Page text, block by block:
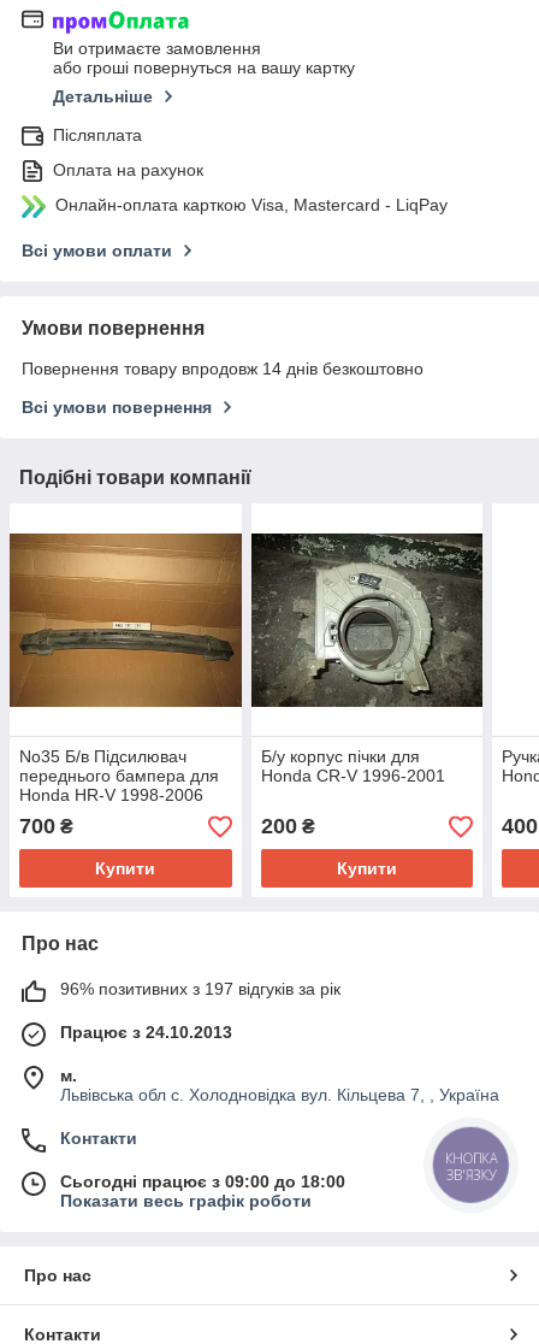
Ви отримаєте замовлення
або гроші повернуться на вашу картку
Детальніше
Післяплата
Оплата на рахунок
Онлайн-оплата карткою Visa, Mastercard - LiqPay
Всі умови оплати
Умови повернення
Повернення товару впродовж 14 днів безкоштовно
Всі умови повернення
Подібні товари компанії
No35 Б/в Підсилювач
переднього бампера для
Honda HR-V 1998-2006
700 ₴
Купити
Б/у корпус пічки для
Honda CR-V 1996-2001
200₴
Купити
400
Про нас
96% позитивних з 197 відгуків за рік
Працює з 24.10.2013
м.
Львівська обл с. Холодновідка вул. Кільцева 7, , Україна
Контакти
Сьогодні працює з 09:00 до 18:00
Показати весь графік роботи
Про нас
Контакти
КНОПКА
ЗВ'ЯЗКУ